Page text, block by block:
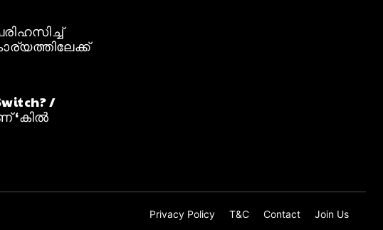
/
‘കിൽ
Privacy Policy T&C Contact Join Us